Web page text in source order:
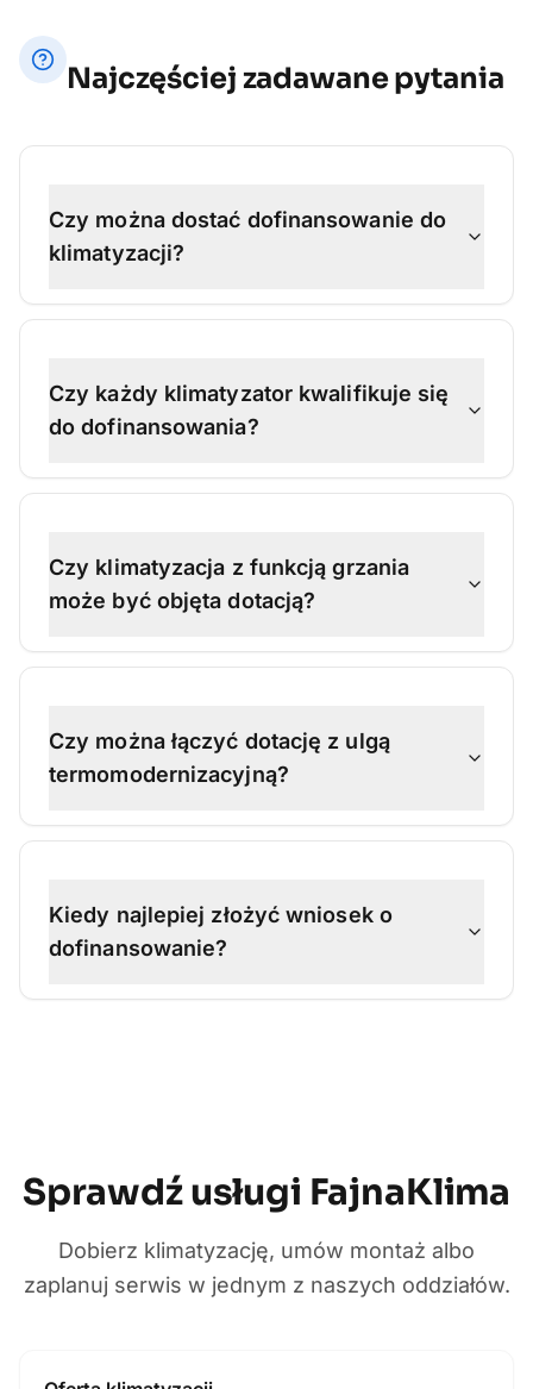
Najczęściej zadawane pytania
Czy można dostać dofinansowanie do
klimatyzacji?
Czy każdy klimatyzator kwalifikuje się
do dofinansowania?
Czy klimatyzacja z funkcją grzania
może być objęta dotacją?
Czy można łączyć dotację z ulgą
termomodernizacyjną?
Kiedy najlepiej złożyć wniosek o
dofinansowanie?
Sprawdź usługi FajnaKlima
Dobierz klimatyzację, umów montaż albo
zaplanuj serwis w jednym z naszych oddziałów.